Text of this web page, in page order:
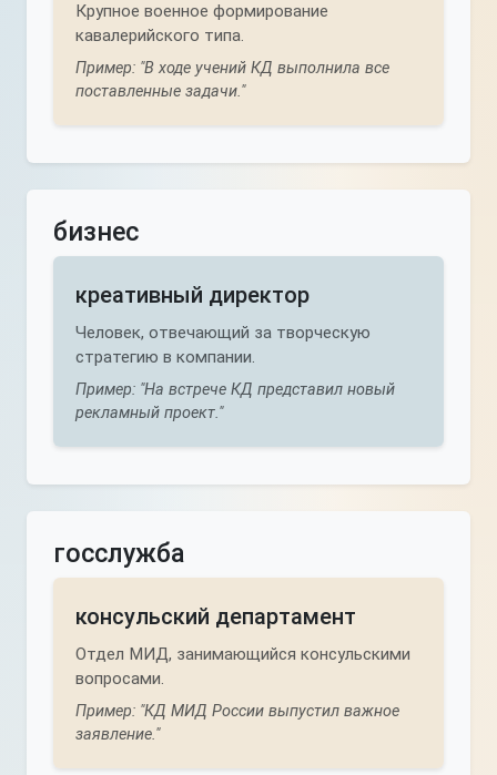
Крупное военное формирование
кавалерийского типа.
Пример: "В ходе учений КД выполнила все
поставленные задачи."
бизнес
креативный директор
Человек, отвечающий за творческую
стратегию в компании.
Пример: "На встрече КД представил новый
рекламный проект."
госслужба
консульский департамент
Отдел МИД, занимающийся консульскими
вопросами.
Пример: "КД МИД России выпустил важное
заявление."